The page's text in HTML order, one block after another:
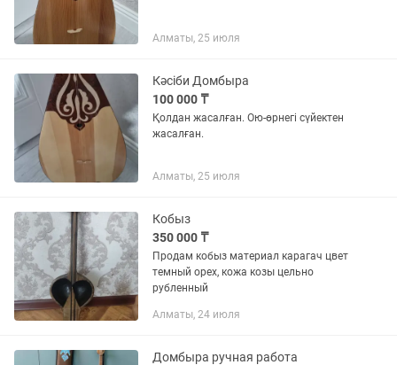
Алматы, 25 июля
Кәсіби Домбыра
100 000 ₸
Қолдан жасалған. Ою-өрнегі сүйектен
жасалған.
Алматы, 25 июля
Кобыз
350 000 ₸
Продам кобыз материал карагач цвет
темный орех, кожа козы цельно
рубленный
Алматы, 24 июля
Домбыра ручная работа